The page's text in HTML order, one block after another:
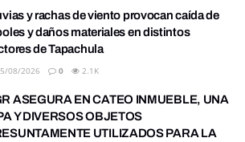
y rachas de viento provocan caída de
y daños materiales en distintos
de Tapachula
08/2026 0 2.1K
ASEGURA EN CATEO INMUEBLE, UNA
Y DIVERSOS OBJETOS
UTILIZADOS PARA LA